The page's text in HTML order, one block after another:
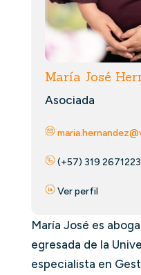
María José
Asociada
(+57) 319 2671223
Ver perfil
María José es
egresada de la
especialista en